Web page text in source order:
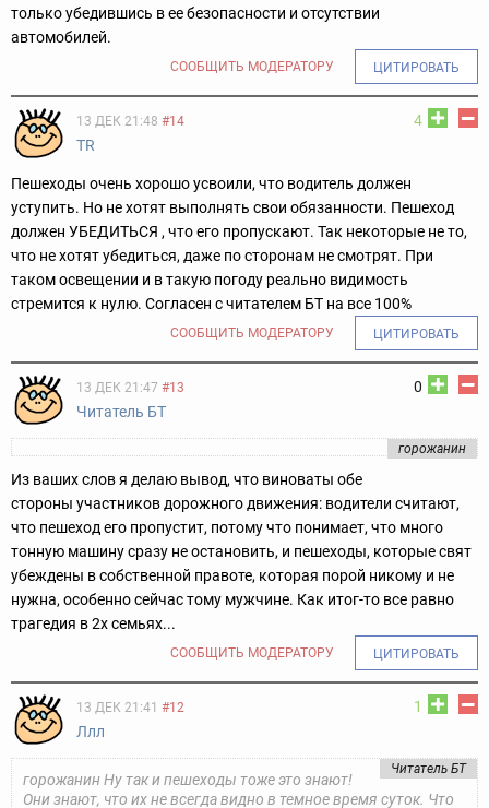
только убедившись в ее безопасности и отсутствии
автомобилей.
СООБЩИТЬ МОДЕРАТОРУ ЦИТИРОВАТЬ
4
13 ДЕК 21:48 #14
TR
Пешеходы очень хорошо усвоили, что водитель должен
уступить. Но не хотят выполнять свои обязанности. Пешеход
должен УБЕДИТЬСЯ , что его пропускают. Так некоторые не то,
что не хотят убедиться, даже по сторонам не смотрят. При
таком освещении и в такую погоду реально видимость
стремится к нулю. Согласен с читателем БТ на все 100%
СООБЩИТЬ МОДЕРАТОРУ ЦИТИРОВАТЬ
0
13 ДЕК 21:47 #13
Читатель БТ
горожанин
Из ваших слов я делаю вывод, что виноваты обе
стороны участников дорожного движения: водители считают,
что пешеход его пропустит, потому что понимает, что много
тонную машину сразу не остановить, и пешеходы, которые свят
убеждены в собственной правоте, которая порой никому и не
нужна, особенно сейчас тому мужчине. Как итог-то все равно
трагедия в 2х семьях...
СООБЩИТЬ МОДЕРАТОРУ ЦИТИРОВАТЬ
1
13 ДЕК 21:41 #12
Ллл
Читатель БТ
горожанин Ну так и пешеходы тоже это знают!
Они знают, что их не всегда видно в темное время суток. Что